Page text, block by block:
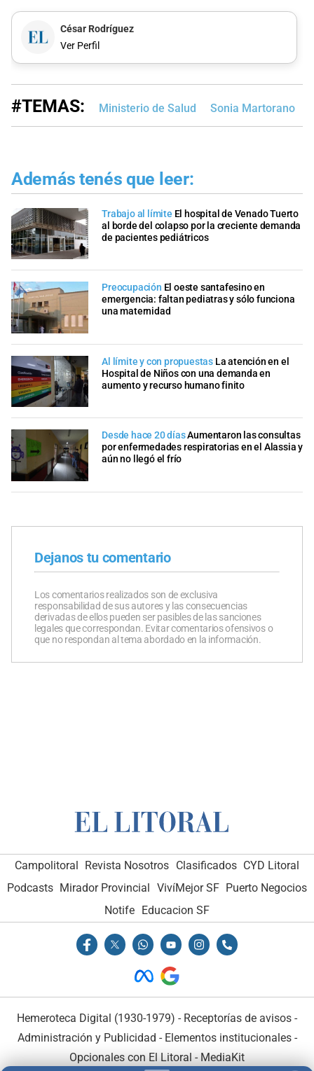
César Rodríguez
Ver Perfil
#TEMAS: Ministerio de Salud Sonia Martorano
Además tenés que leer:
Trabajo al límite El hospital de Venado Tuerto
al borde del colapso por la creciente demanda
de pacientes pediátricos
Preocupación El oeste santafesino en
emergencia: faltan pediatras y sólo funciona
una maternidad
Al límite y con propuestas La atención en el
Hospital de Niños con una demanda en
aumento y recurso humano finito
Desde hace 20 díasAumentaron las consultas
por enfermedades respiratorias en el Alassia y
aún no llegó el frío
Dejanos tu comentario
Los comentarios realizados son de exclusiva
responsabilidad de sus autores y las consecuencias
derivadas de ellos pueden ser pasibles de las sanciones
legales que correspondan. Evitar comentarios ofensivos o
que no respondan al tema abordado en la información.
Campolitoral Revista Nosotros Clasificados CYD Litoral
Podcasts Mirador Provincial VivíMejor SF Puerto Negocios
Notife
Educacion SF
Hemeroteca Digital (1930-1979) - Receptorías de avisos -
Administración y Publicidad - Elementos institucionales-
Opcionales con El Litoral - MediaKit